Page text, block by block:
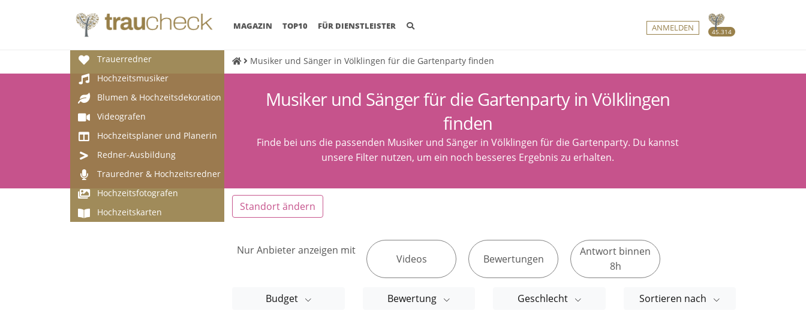
45.314
MAGAZIN (CURRENT)
TOP10 FÜR DIENSTLEISTER ANMELDEN
Trauerredner
Hochzeitsmusiker
Blumen & Hochzeitsdekoration
Videografen
Hochzeitsplaner und Planerin
Redner-Ausbildung
Trauredner & Hochzeitsredner
Hochzeitsfotografen
Hochzeitskarten
Musiker und Sänger in Völklingen für die Gartenparty finden
Musiker und Sänger für die Gartenparty in Völklingen
finden
Finde bei uns die passenden Musiker und Sänger in Völklingen für die Gartenparty. Du kannst
unsere Filter nutzen, um ein noch besseres Ergebnis zu erhalten.
Standort ändern
Nur Anbieter anzeigen mit
Videos Bewertungen
Antwort binnen
8h
Budget Bewertung Geschlecht Sortieren nach